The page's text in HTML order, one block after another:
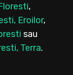
,
Eroilor,
sau
Terra.